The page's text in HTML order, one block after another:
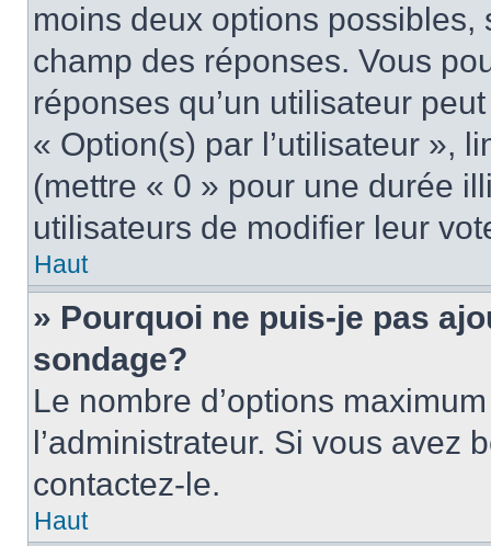
moins deux options
champ des réponses. Vous
réponses qu’un utilisateur
« Option(s) par l’utilisateur »,
(mettre « 0 » pour une durée
utilisateurs de modifier leur
Haut
» Pourquoi ne puis-je pas
sondage?
Le nombre d’options
l’administrateur. Si vous avez
contactez-le.
Haut